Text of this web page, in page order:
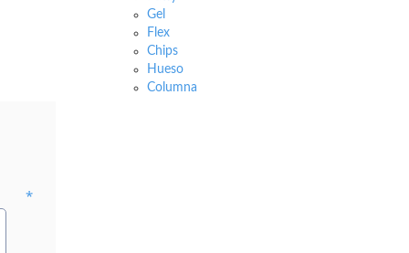
*
Gel
Flex
Chips
Hueso
Columna